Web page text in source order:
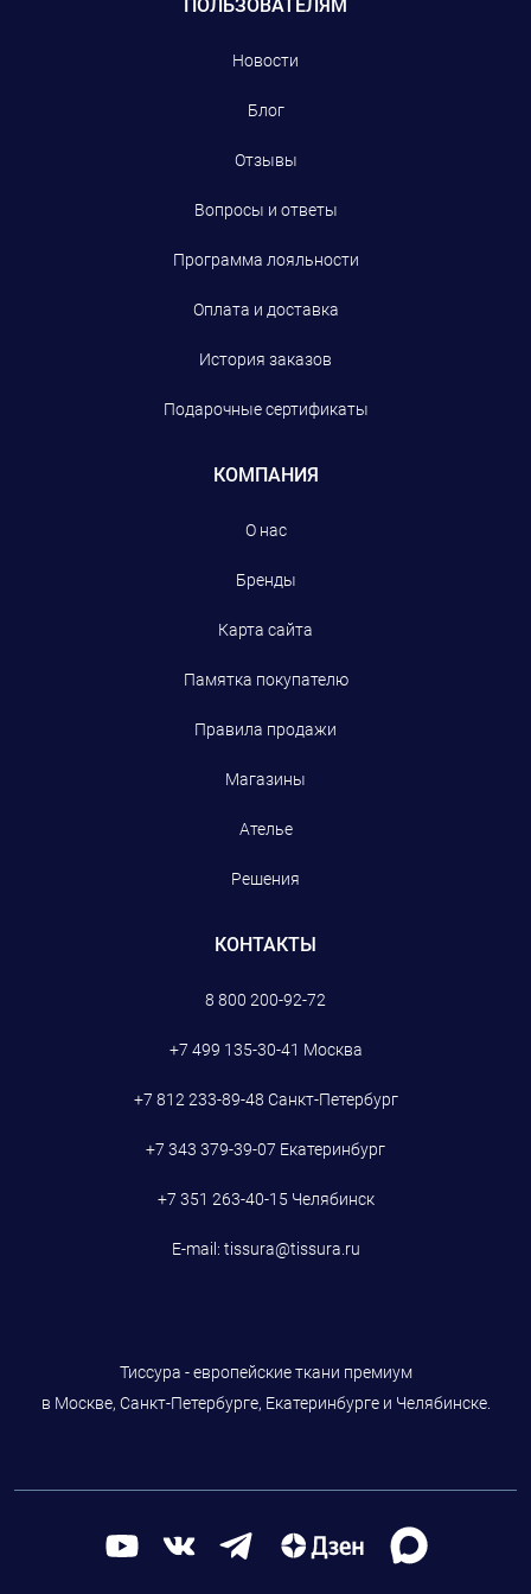
ПОЛЬЗОВАТЕЛЯМ
Новости
Блог
Отзывы
Вопросы и ответы
Программа лояльности
Оплата и доставка
История заказов
Подарочные сертификаты
КОМПАНИЯ
О нас
Бренды
Карта сайта
Памятка покупателю
Правила продажи
Магазины
Ателье
Решения
КОНТАКТЫ
8 800 200-92-72
+7 499 135-30-41 Москва
+7 812 233-89-48 Санкт-Петербург
+7 343 379-39-07 Екатеринбург
+7 351 263-40-15 Челябинск
E-mail: tissura@tissura.ru
Тиссура - европейские ткани премиум
в Москве, Санкт-Петербурге, Екатеринбурге и Челябинске.